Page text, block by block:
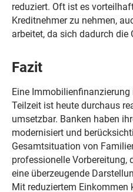
reduziert. Oft ist es
Kreditnehmer zu nehmen,
arbeitet, da sich dadurch die
Fazit
Eine Immobilienfinanzierung
Teilzeit ist heute durchaus
umsetzbar. Banken haben
modernisiert und
Gesamtsituation von
professionelle Vorbereitung,
eine überzeugende
Mit reduziertem Einkommen